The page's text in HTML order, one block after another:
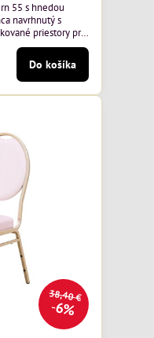
55 s hnedou
navrhnutý s
priestory pre
tónované
Davis –
- je ideálna do
klasický
Je odolná,
Do košíka
38,40 €
6%